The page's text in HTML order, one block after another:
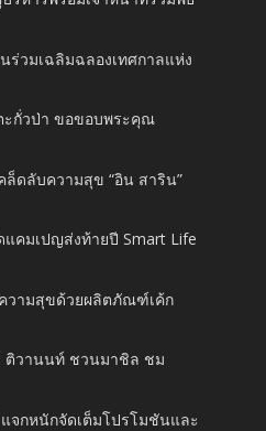
ร่วมเฉลิมฉลองเทศกาลแห่ง
ะกั่วป่า ขอขอบพระคุณ
ล็ดลับความสุข “อิน สาริน”
แคมเปญส่งท้ายปี Smart Life
วามสุขด้วยผลิตภัณฑ์เค้ก
ติวานนท์ ชวนมาชิล ชม
แจกหนักจัดเต็มโปรโมชันและ